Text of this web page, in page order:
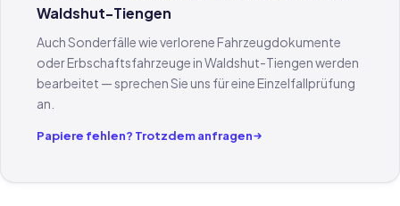
Waldshut-Tiengen
Auch Sonderfälle wie verlorene Fahrzeugdokumente
oder Erbschaftsfahrzeuge in Waldshut-Tiengen werden
bearbeitet — sprechen Sie uns für eine Einzelfallprüfung
an.
Papiere fehlen? Trotzdem anfragen